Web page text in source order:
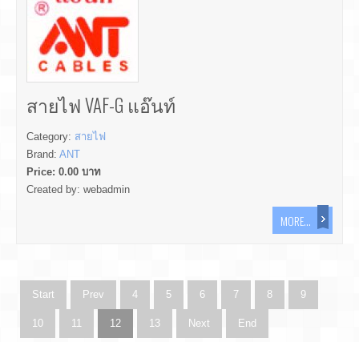
สายไฟ VAF-G แอ๊นท์
Category: สายไฟ
Brand: ANT
Price: 0.00 บาท
Created by: webadmin
MORE...
Start Prev 4 5 6 7 8 9
10 11 12 13 Next End